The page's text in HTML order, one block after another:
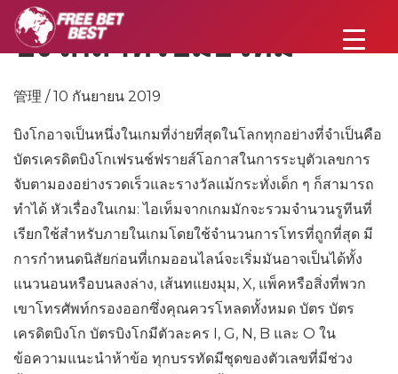
บิงโกสำหรับมือใหม่
管理 / 10 กันยายน 2019
บิงโกอาจเป็นหนึ่งในเกมที่ง่ายที่สุดในโลกทุกอย่างที่จำเป็นคือ
บัตรเครดิตบิงโกเฟรนช์ฟรายส์โอกาสในการระบุตัวเลขการ
จับตามองอย่างรวดเร็วและรางวัลแม้กระทั่งเด็ก ๆ ก็สามารถ
ทำได้ หัวเรื่องในเกม: ไอเท็มจากเกมมักจะรวมจำนวนรูทีนที่
เรียกใช้สำหรับภายในเกมโดยใช้จำนวนการโทรที่ถูกที่สุด มี
การกำหนดนิสัยก่อนที่เกมออนไลน์จะเริ่มมันอาจเป็นได้ทั้ง
แนวนอนหรือบนลงล่าง, เส้นทแยงมุม, X, แพ็คหรือสิ่งที่พวก
เขาโทรศัพท์กรองออกซึ่งคุณควรโหลดทั้งหมด บัตร บัตร
เครดิตบิงโก บัตรบิงโกมีตัวละคร I, G, N, B และ O ใน
ข้อความแนะนำห้าข้อ ทุกบรรทัดมีชุดของตัวเลขที่มีช่วง